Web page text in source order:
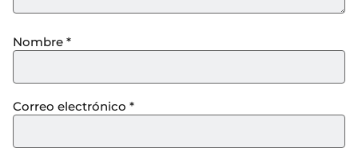
Nombre *
Correo electrónico *